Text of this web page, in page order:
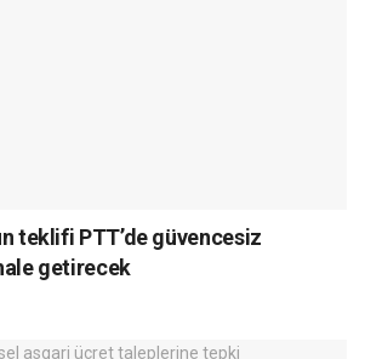
teklifi PTT’de güvencesiz
getirecek